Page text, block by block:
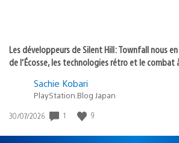
Les développeurs de Silent Hill: Townfall nous
de l’Écosse, les technologies rétro et le combat
Sachie Kobari
PlayStation.Blog Japan
Date
publication
30/07/2026 1 9